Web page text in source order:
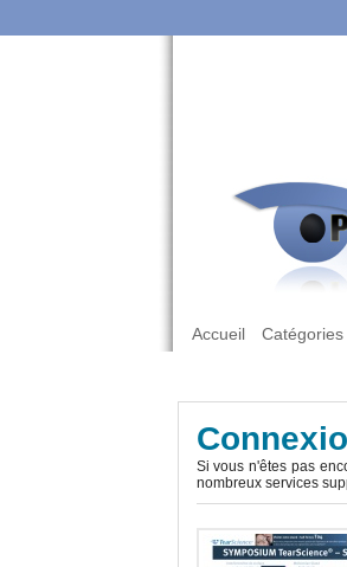
Accueil Catégories
Si vous n'êtes pas
nombreux services